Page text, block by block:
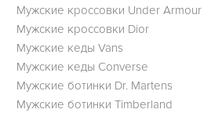
Мужские кроссовки Under Armour
Мужские кроссовки Dior
Мужские кеды Vans
Мужские кеды Converse
Мужские ботинки Dr. Martens
Мужские ботинки Timberland